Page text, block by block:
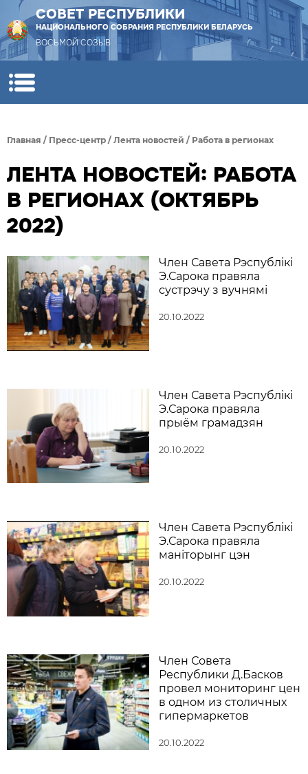
СОВЕТ РЕСПУБЛИКИ
НАЦИОНАЛЬНОГО СОБРАНИЯ РЕСПУБЛИКИ БЕЛАРУСЬ
ВОСЬМОЙ СОЗЫВ
Главная / Пресс-центр / Лента новостей / Работа в регионах
ЛЕНТА НОВОСТЕЙ: РАБОТА
В РЕГИОНАХ (ОКТЯБРЬ
2022)
Член Савета Рэспублікі
Э.Сарока правяла
сустрэчу з вучнямі
20.10.2022
Член Савета Рэспублікі
Э.Сарока правяла
прыём грамадзян
20.10.2022
Член Савета Рэспублікі
Э.Сарока правяла
маніторынг цэн
20.10.2022
Член Совета
Республики Д.Басков
провел мониторинг цен
в одном из столичных
гипермаркетов
20.10.2022